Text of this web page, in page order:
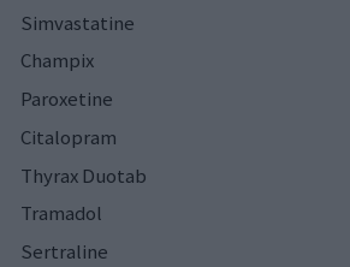
Simvastatine
Champix
Paroxetine
Citalopram
Thyrax Duotab
Tramadol
Sertraline